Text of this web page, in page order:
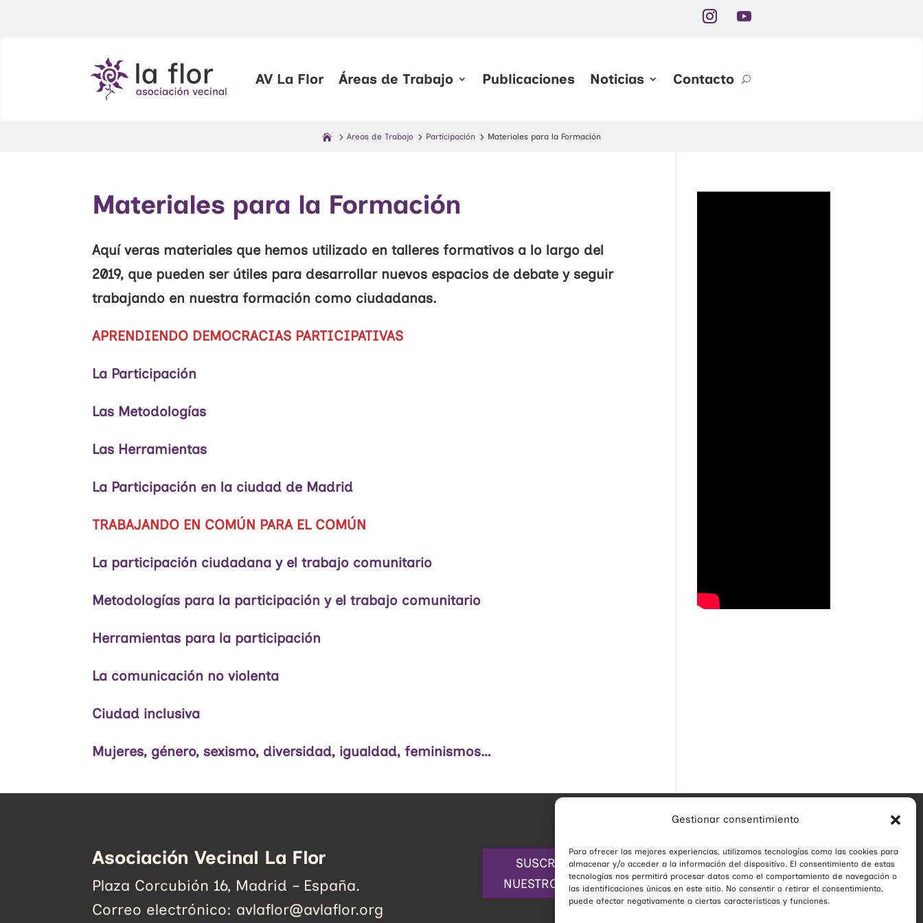
Gestionar consentimiento
Para ofrecer las mejores experiencias, utilizamos tecnologías como las cookies para
almacenar y/o acceder a la información del dispositivo. El consentimiento de estas
tecnologías nos permitirá procesar datos como el comportamiento de navegación o
las identificaciones únicas en este sitio. No consentir o retirar el consentimiento,
puede afectar negativamente a ciertas características y funciones.
AV La Flor Áreas de Trabajo Publicaciones Noticias Contacto
Areas de Trabajo Participación Materiales para la Formación
Materiales para la Formación
Aquí veras materiales que hemos utilizado en talleres formativos a lo largo del
2019, que pueden ser útiles para desarrollar nuevos espacios de debate y seguir
trabajando en nuestra formación como ciudadanas.
APRENDIENDO DEMOCRACIAS PARTICIPATIVAS
La Participación
Las Metodologías
Las Herramientas
La Participación en la ciudad de Madrid
TRABAJANDO EN COMÚN PARA EL COMÚN
La participación ciudadana y el trabajo comunitario
Metodologías para la participación y el trabajo comunitario
Herramientas para la participación
La comunicación no violenta
Ciudad inclusiva
Mujeres, género, sexismo, diversidad, igualdad, feminismos…
Asociación Vecinal La Flor
Plaza Corcubión 16, Madrid – España.
Correo electrónico: avlaflor@avlaflor.org
SUSCRÍBETE A
NUESTRO BOLETÍN